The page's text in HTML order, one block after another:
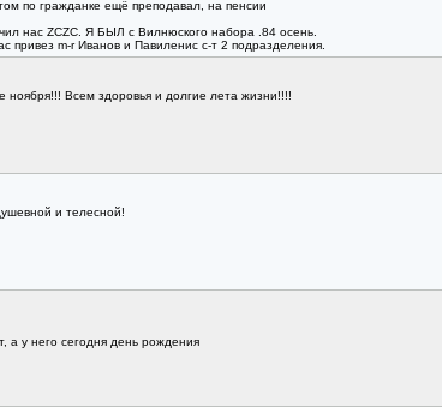
по гражданке ещё преподавал, на пенсии
нас ZCZC. Я БЫЛ с Вилнюского набора .84 осень.
привез m-r Иванов и Павиленис с-т 2 подразделения.
ноября!!! Всем здоровья и долгие лета жизни!!!!
и телесной!
а у него сегодня день рождения